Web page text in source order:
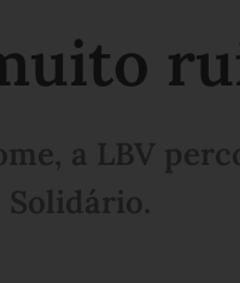
a LBV
Solidário.